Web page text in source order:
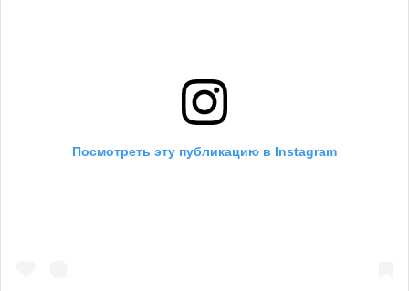
Посмотреть эту публикацию в Instagram